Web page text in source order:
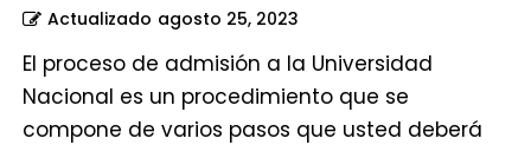
Actualizado agosto 25, 2023
El proceso de admisión a la Universidad
Nacional es un procedimiento que se
compone de varios pasos que usted deberá